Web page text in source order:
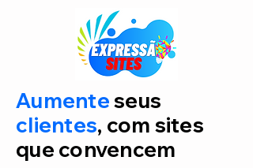
Aumenteseus
clientes, com sites
que convencem